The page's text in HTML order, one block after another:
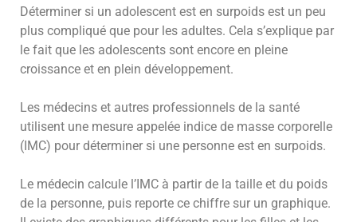
Déterminer si un adolescent est en surpoids est un peu
plus compliqué que pour les adultes. Cela s’explique par
le fait que les adolescents sont encore en pleine
croissance et en plein développement.
Les médecins et autres professionnels de la santé
utilisent une mesure appelée indice de masse corporelle
(IMC) pour déterminer si une personne est en surpoids.
Le médecin calcule l’IMC à partir de la taille et du poids
de la personne, puis reporte ce chiffre sur un graphique.